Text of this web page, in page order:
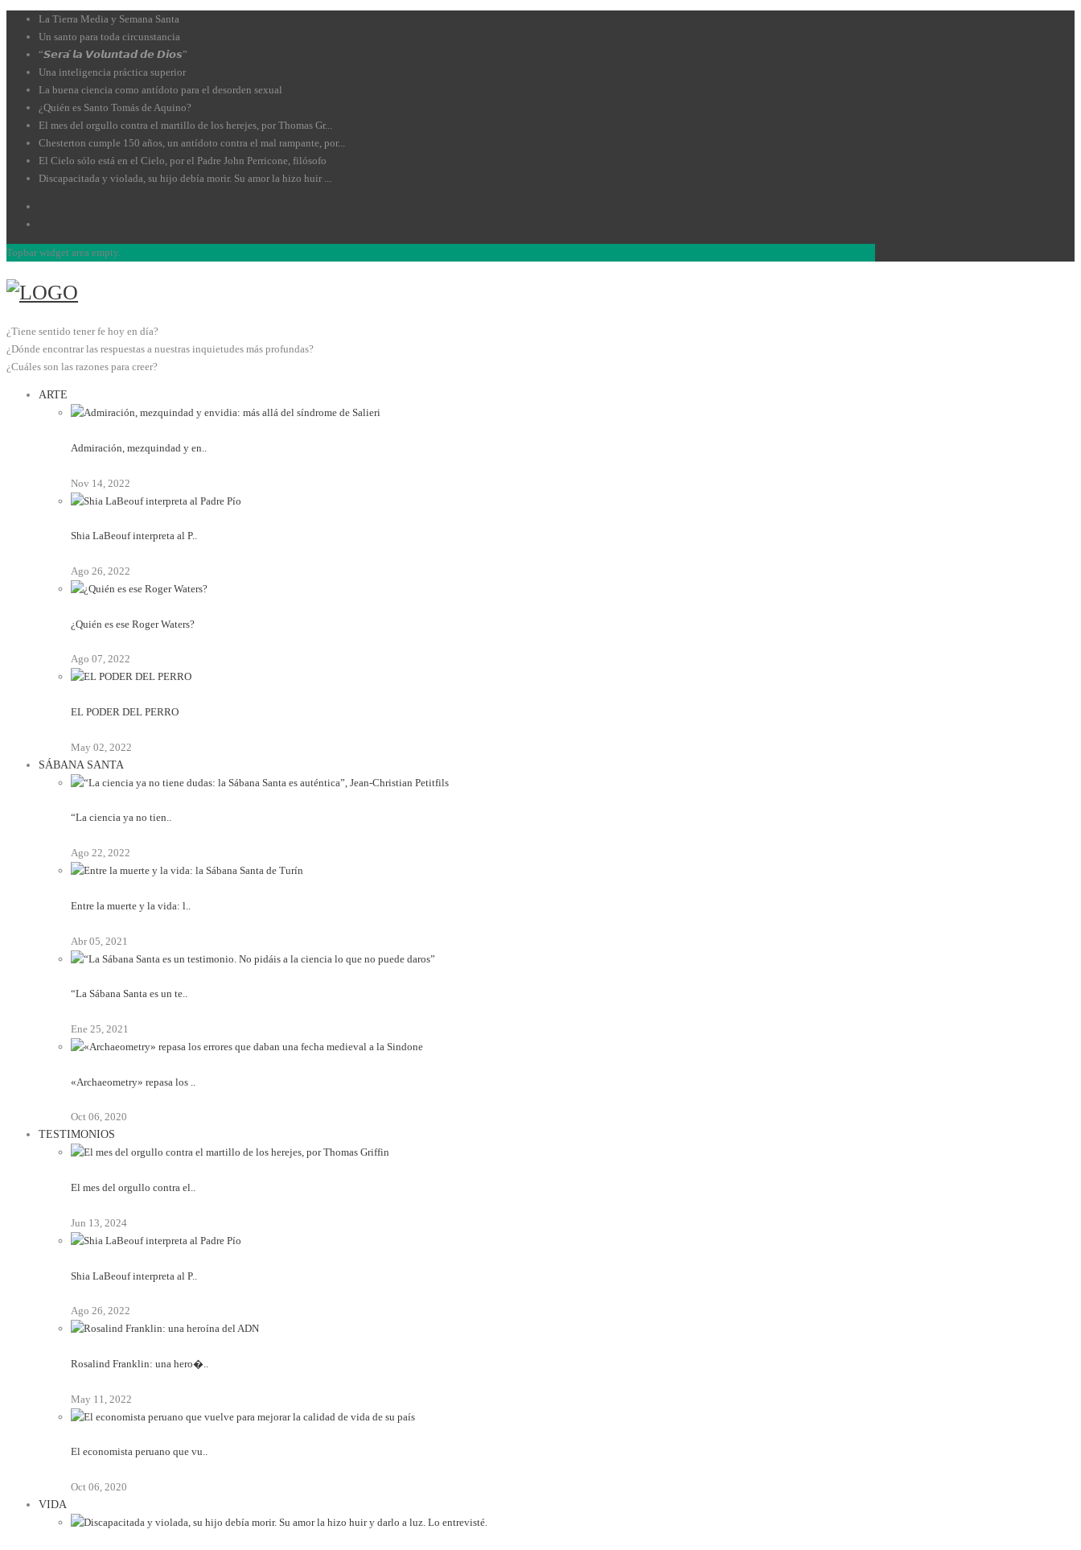
La Tierra Media y Semana Santa
Un santo para toda circunstancia
“𝙎𝙚𝙧𝙖́ 𝙡𝙖 𝙑𝙤𝙡𝙪𝙣𝙩𝙖𝙙 𝙙𝙚 𝘿𝙞𝙤𝙨”
Una inteligencia práctica superior
La buena ciencia como antídoto para el desorden sexual
¿Quién es Santo Tomás de Aquino?
El mes del orgullo contra el martillo de los herejes, por Thomas Gr...
Chesterton cumple 150 años, un antídoto contra el mal rampante, por...
El Cielo sólo está en el Cielo, por el Padre John Perricone, filósofo
Discapacitada y violada, su hijo debía morir. Su amor la hizo huir ...
Topbar widget area empty.
¿Tiene sentido tener fe hoy en día?
¿Dónde encontrar las respuestas a nuestras inquietudes más profundas?
¿Cuáles son las razones para creer?
ARTE
Admiración, mezquindad y en..
Nov 14, 2022
Shia LaBeouf interpreta al P..
Ago 26, 2022
¿Quién es ese Roger Waters?
Ago 07, 2022
EL PODER DEL PERRO
May 02, 2022
SÁBANA SANTA
“La ciencia ya no tien..
Ago 22, 2022
Entre la muerte y la vida: l..
Abr 05, 2021
“La Sábana Santa es un te..
Ene 25, 2021
«Archaeometry» repasa los ..
Oct 06, 2020
TESTIMONIOS
El mes del orgullo contra el..
Jun 13, 2024
Shia LaBeouf interpreta al P..
Ago 26, 2022
Rosalind Franklin: una hero�..
May 11, 2022
El economista peruano que vu..
Oct 06, 2020
VIDA